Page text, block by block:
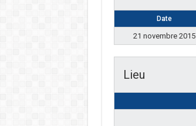
Date
21 novembre 2015
Lieu